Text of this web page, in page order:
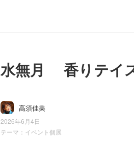
水無月 香りテイ
高須佳美
2026年6月4日
テーマ： イベント個展